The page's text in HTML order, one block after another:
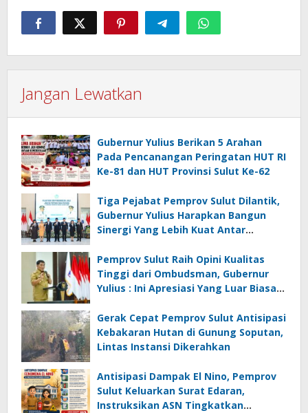
Jangan Lewatkan
Gubernur Yulius Berikan 5 Arahan
Pada Pencanangan Peringatan HUT RI
Ke-81 dan HUT Provinsi Sulut Ke-62
Tiga Pejabat Pemprov Sulut Dilantik,
Gubernur Yulius Harapkan Bangun
Sinergi Yang Lebih Kuat Antar
Pemprov Sulut Raih Opini Kualitas
Tinggi dari Ombudsman, Gubernur
Yulius : Ini Apresiasi Yang Luar Biasa,
Gerak Cepat Pemprov Sulut Antisipasi
Kebakaran Hutan di Gunung Soputan,
Lintas Instansi Dikerahkan
Antisipasi Dampak El Nino, Pemprov
Sulut Keluarkan Surat Edaran,
Instruksikan ASN Tingkatkan